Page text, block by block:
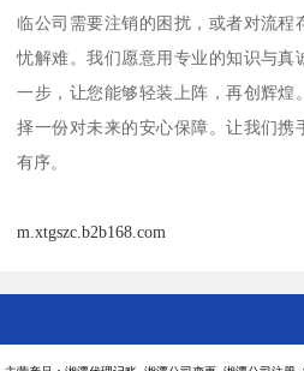
临公司需要注销的困扰，或者对流程
忧解难。我们愿意用专业的知识与真
一步，让您能够轻装上阵，再创辉煌
择一份对未来的安心保障。让我们携
有序。
m.xtgszc.b2b168.com